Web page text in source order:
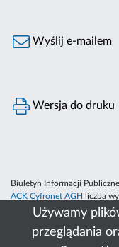
Używamy
przeglądania
Wyślij e-mailem
Wersja do druku
Biuletyn Informacji
ACK Cyfronet AGH
liczba